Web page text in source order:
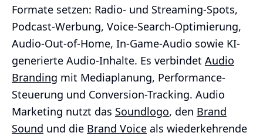
Formate setzen: Radio- und Streaming-Spots,
Podcast-Werbung, Voice-Search-Optimierung,
Audio-Out-of-Home, In-Game-Audio sowie KI-
generierte Audio-Inhalte. Es verbindet Audio
Branding mit Mediaplanung, Performance-
Steuerung und Conversion-Tracking. Audio
Marketing nutzt das Soundlogo, den Brand
Sound und die Brand Voice als wiederkehrende